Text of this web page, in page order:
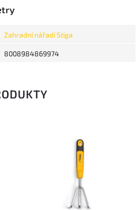
Zahradní nářadí Stiga
8008984869974